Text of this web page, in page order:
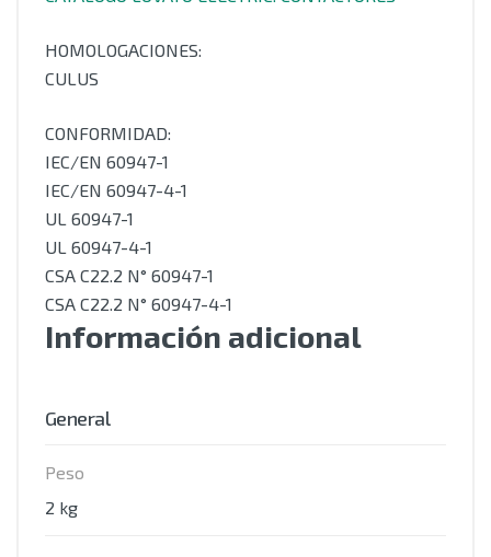
HOMOLOGACIONES:
CULUS
CONFORMIDAD:
IEC/EN 60947-1
IEC/EN 60947-4-1
UL 60947-1
UL 60947-4-1
CSA C22.2 N° 60947-1
CSA C22.2 N° 60947-4-1
Información adicional
General
Peso
2 kg